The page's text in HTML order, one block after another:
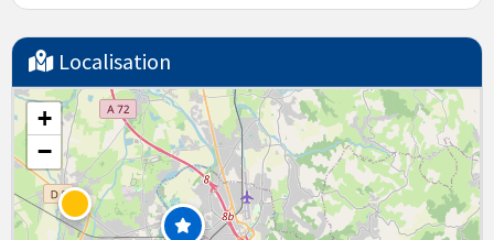
Localisation
+
−